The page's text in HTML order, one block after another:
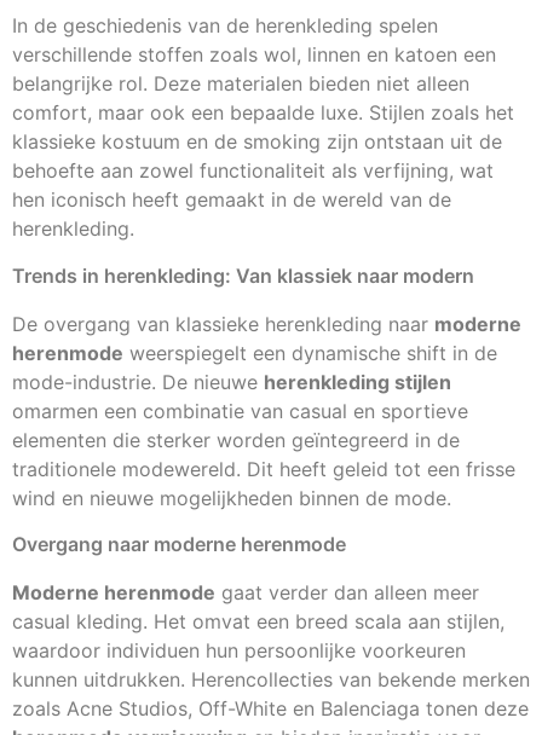
In de geschiedenis van de herenkleding spelen
verschillende stoffen zoals wol, linnen en katoen een
belangrijke rol. Deze materialen bieden niet alleen
comfort, maar ook een bepaalde luxe. Stijlen zoals het
klassieke kostuum en de smoking zijn ontstaan uit de
behoefte aan zowel functionaliteit als verfijning, wat
hen iconisch heeft gemaakt in de wereld van de
herenkleding.
Trends in herenkleding: Van klassiek naar modern
De overgang van klassieke herenkleding naar moderne
herenmode weerspiegelt een dynamische shift in de
mode-industrie. De nieuwe herenkleding stijlen
omarmen een combinatie van casual en sportieve
elementen die sterker worden geïntegreerd in de
traditionele modewereld. Dit heeft geleid tot een frisse
wind en nieuwe mogelijkheden binnen de mode.
Overgang naar moderne herenmode
Moderne herenmode gaat verder dan alleen meer
casual kleding. Het omvat een breed scala aan stijlen,
waardoor individuen hun persoonlijke voorkeuren
kunnen uitdrukken. Herencollecties van bekende merken
zoals Acne Studios, Off-White en Balenciaga tonen deze